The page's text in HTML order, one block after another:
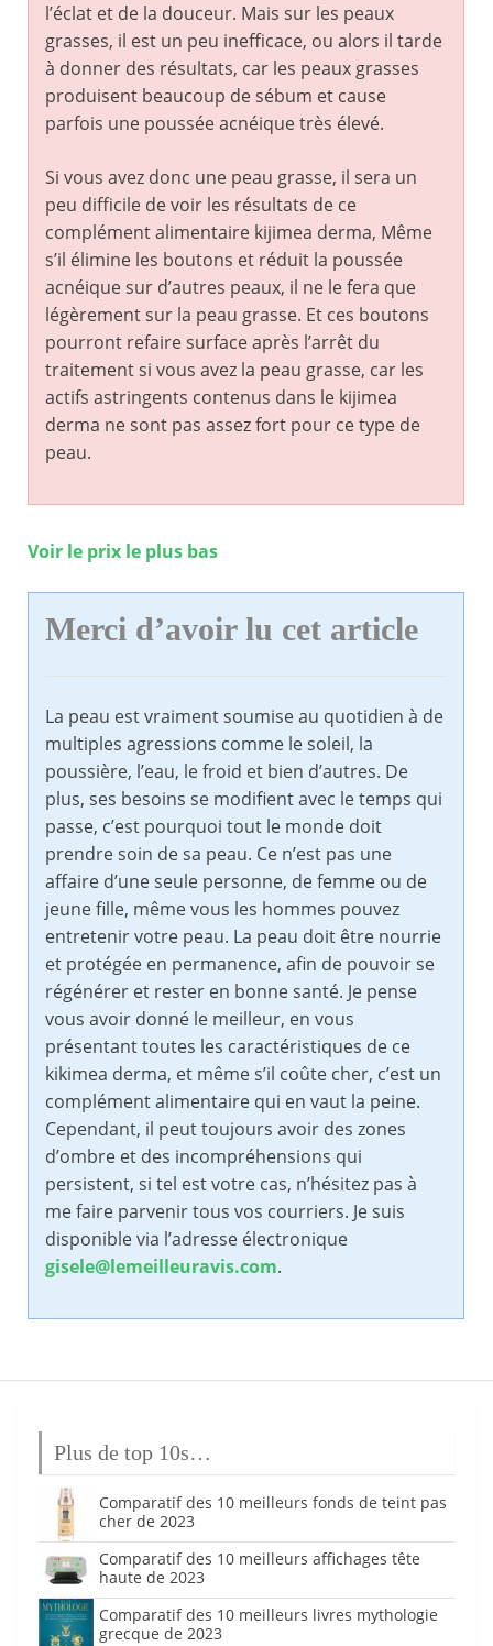
l’éclat et de la douceur. Mais sur les peaux
grasses, il est un peu inefficace, ou alors il tarde
à donner des résultats, car les peaux grasses
produisent beaucoup de sébum et cause
parfois une poussée acnéique très élevé.
Si vous avez donc une peau grasse, il sera un
peu difficile de voir les résultats de ce
complément alimentaire kijimea derma, Même
s’il élimine les boutons et réduit la poussée
acnéique sur d’autres peaux, il ne le fera que
légèrement sur la peau grasse. Et ces boutons
pourront refaire surface après l’arrêt du
traitement si vous avez la peau grasse, car les
actifs astringents contenus dans le kijimea
derma ne sont pas assez fort pour ce type de
peau.
Voir le prix le plus bas
Merci d’avoir lu cet article
La peau est vraiment soumise au quotidien à de
multiples agressions comme le soleil, la
poussière, l’eau, le froid et bien d’autres. De
plus, ses besoins se modifient avec le temps qui
passe, c’est pourquoi tout le monde doit
prendre soin de sa peau. Ce n’est pas une
affaire d’une seule personne, de femme ou de
jeune fille, même vous les hommes pouvez
entretenir votre peau. La peau doit être nourrie
et protégée en permanence, afin de pouvoir se
régénérer et rester en bonne santé. Je pense
vous avoir donné le meilleur, en vous
présentant toutes les caractéristiques de ce
kikimea derma, et même s’il coûte cher, c’est un
complément alimentaire qui en vaut la peine.
Cependant, il peut toujours avoir des zones
d’ombre et des incompréhensions qui
persistent, si tel est votre cas, n’hésitez pas à
me faire parvenir tous vos courriers. Je suis
disponible via l’adresse électronique
gisele@lemeilleuravis.com.
Plus de top 10s…
Comparatif des 10 meilleurs fonds de teint pas
cher de 2023
Comparatif des 10 meilleurs affichages tête
haute de 2023
Comparatif des 10 meilleurs livres mythologie
grecque de 2023